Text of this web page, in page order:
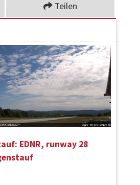
Teilen
EDNR, runway 28